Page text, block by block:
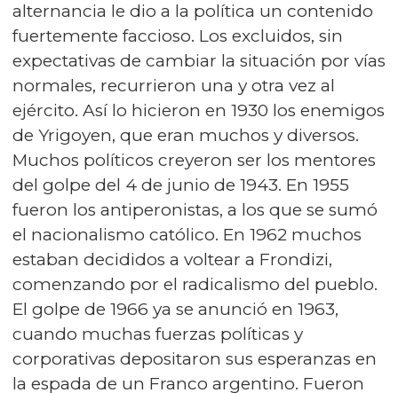
alternancia le dio a la política un contenido
fuertemente faccioso. Los excluidos, sin
expectativas de cambiar la situación por vías
normales, recurrieron una y otra vez al
ejército. Así lo hicieron en 1930 los enemigos
de Yrigoyen, que eran muchos y diversos.
Muchos políticos creyeron ser los mentores
del golpe del 4 de junio de 1943. En 1955
fueron los antiperonistas, a los que se sumó
el nacionalismo católico. En 1962 muchos
estaban decididos a voltear a Frondizi,
comenzando por el radicalismo del pueblo.
El golpe de 1966 ya se anunció en 1963,
cuando muchas fuerzas políticas y
corporativas depositaron sus esperanzas en
la espada de un Franco argentino. Fueron